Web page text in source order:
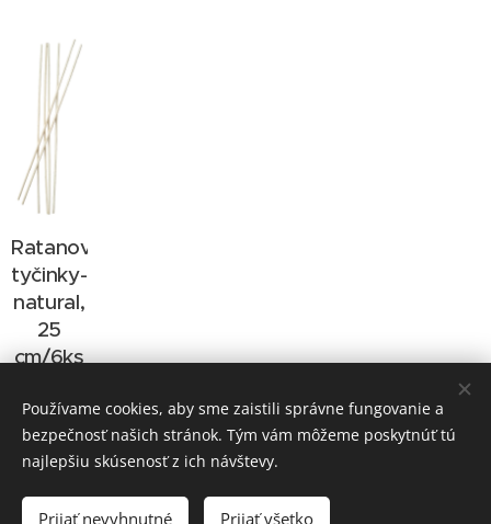
Ratanové
tyčinky-
natural,
25
cm/6ks
Doprava: Packeta, Slovenská pošta
Používame cookies, aby sme zaistili správne fungovanie a
bezpečnosť našich stránok. Tým vám môžeme poskytnúť tú
najlepšiu skúsenosť z ich návštevy.
Prijať nevyhnutné Prijať všetko